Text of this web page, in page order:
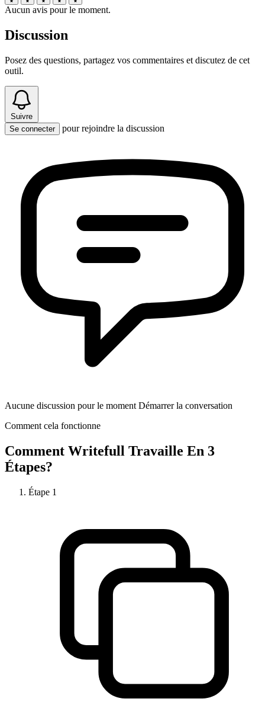
Aucun avis pour le moment.
Discussion
Posez des questions, partagez vos commentaires et discutez de cet
outil.
Suivre
Se connecter
pour rejoindre la discussion
Aucune discussion pour le moment Démarrer la conversation
Comment cela fonctionne
Comment Writefull Travaille En 3
Étapes?
Étape 1